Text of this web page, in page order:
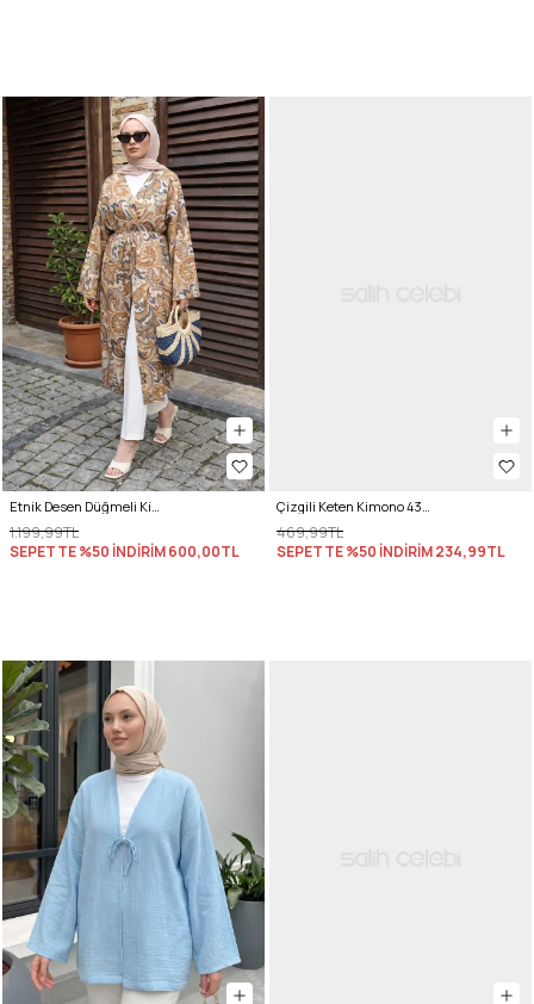
Etnik Desen Düğmeli Kimono Y0127 - KREM
1.199,99TL
SEPETTE %50 İNDİRİM600,00TL
Çizgili Keten Kimono 43481 - AÇIK YEŞİL
469,99TL
SEPETTE %50 İNDİRİM234,99TL